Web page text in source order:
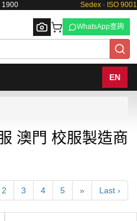
1900 Sedex · ISO 9001
WhatsApp查詢
EN
澳門 校服製造商
2 3 4 5 » Last ›